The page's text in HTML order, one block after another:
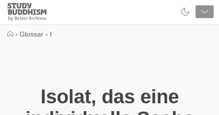
Close
Study
Buddhism
› Glossar › I
Isolat, das eine